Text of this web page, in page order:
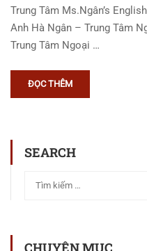
Trung Tâm Ms.Ngân’s
Anh Hà Ngân – Trung Tâm
Trung Tâm Ngoại …
ĐỌC THÊM
SEARCH
CHUYÊN MỤC